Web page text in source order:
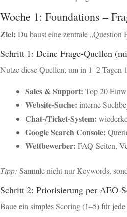
Woche 1: Foundations –
Ziel: Du baust eine zentrale
Schritt 1: Deine Frage-Quellen
Nutze diese Quellen, um in 1–2 Tagen
Sales & Support: Top 20
Website-Suche: interne
Chat-/Ticket-System:
Google Search Console:
Wettbewerber: FAQ-Seiten,
Tipp: Sammle nicht nur Keywords,
Schritt 2: Priorisierung per AEO-
Baue ein simples Scoring (1–5) für jede